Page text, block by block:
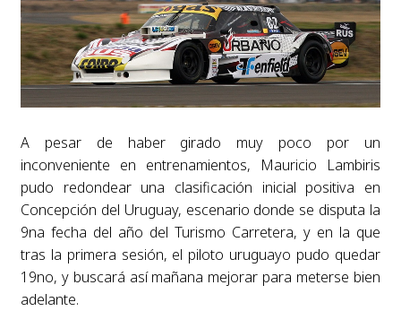
A pesar de haber girado muy poco por un
inconveniente en entrenamientos, Mauricio Lambiris
pudo redondear una clasificación inicial positiva en
Concepción del Uruguay, escenario donde se disputa la
9na fecha del año del Turismo Carretera, y en la que
tras la primera sesión, el piloto uruguayo pudo quedar
19no, y buscará así mañana mejorar para meterse bien
adelante.